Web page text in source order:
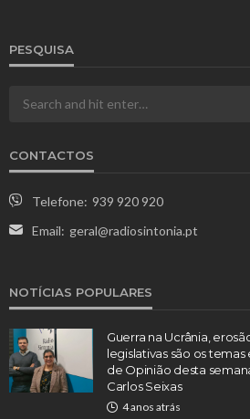
PESQUISA
CONTACTOS
Telefone: 939 920 920
Email: geral@radiosintonia.pt
NOTÍCIAS POPULARES
Guerra na Ucrânia,
legislativas são os
de Opinião desta
Carlos Seixas
4 anos atrás